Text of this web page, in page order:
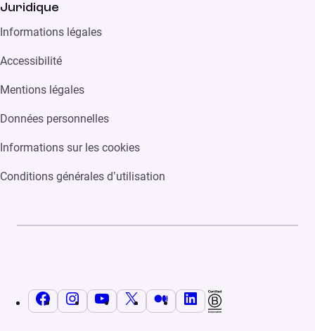
Juridique
Informations légales
Accessibilité
Mentions légales
Données personnelles
Informations sur les cookies
Conditions générales d’utilisation
FacebookInstagramYouTube MediumLinkedIn